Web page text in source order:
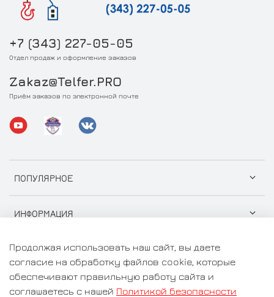
ПОПУЛЯРНОЕ
ИНФОРМАЦИЯ
+7 (343) 227-05-05
Отдел продаж и оформление заказов
Zakaz@Telfer.PRO
Приём заказов по электронной почте
© 2026 ООО "СтройГрузСнаб" Любое использование
Продолжая использовать наш сайт, вы даете
согласие на обработку файлов cookie, которые
обеспечивают правильную работу сайта и
соглашаетесь с нашей Политикой безопасности